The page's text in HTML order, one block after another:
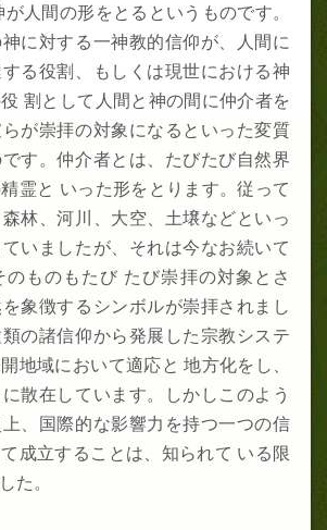
人間の形をとるというものです。
に対する一神教的信仰が、人間に
る役割、もしくは現世における神
割として人間と神の間に仲介者を
が崇拝の対象になるといった変質
す。仲介者とは、たびたび自然界
霊と いった形をとります。従って
林、河川、大空、土壌などといっ
いましたが、それは今なお続いて
のものもたび たび崇拝の対象とさ
象徴するシンボルが崇拝されまし
の諸信仰から発展した宗教システ
地域において適応と 地方化をし、
散在しています。しかしこのよう
、国際的な影響力を持つ一つの信
成立することは、知られて いる限
た。